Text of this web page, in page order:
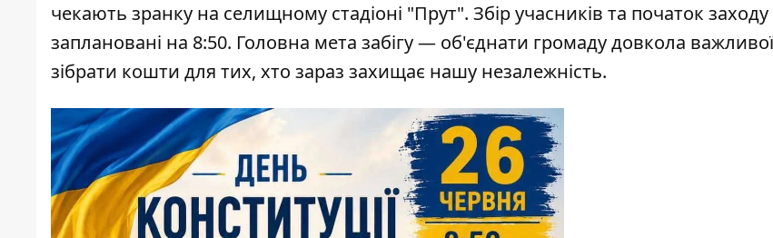
чекають зранку на селищному стадіоні "Прут". Збір учасників та початок заходу
заплановані на 8:50. Головна мета забігу — об'єднати громаду довкола
зібрати кошти для тих, хто зараз захищає нашу незалежність.